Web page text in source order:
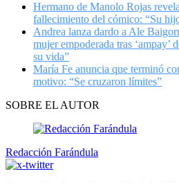
Hermano de Manolo Rojas
fallecimiento del cómico: “Su
Andrea lanza dardo a Ale
mujer empoderada tras ‘ampay’
su vida”
María Fe anuncia que terminó
motivo: “Se cruzaron límites”
SOBRE EL AUTOR
Redacción Farándula